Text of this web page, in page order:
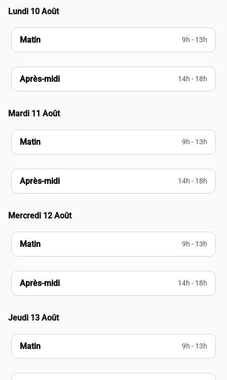
Lundi 10 Août
Matin 9h - 13h
Après-midi 14h - 18h
Mardi 11 Août
Matin 9h - 13h
Après-midi 14h - 18h
Mercredi 12 Août
Matin 9h - 13h
Après-midi 14h - 18h
Jeudi 13 Août
Matin 9h - 13h